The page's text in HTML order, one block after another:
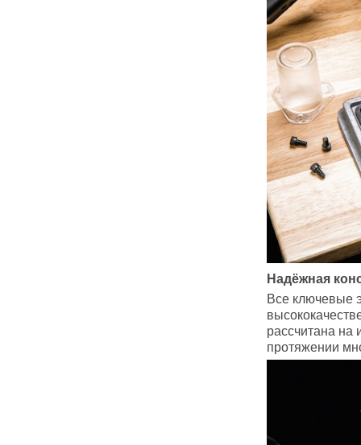
Надёжная
Все ключевые
рассчитана на
протяжении